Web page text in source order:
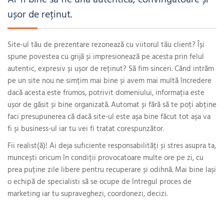
ușor de reținut.
Site-ul tău de prezentare rezonează cu viitorul tău client? Își
spune povestea cu grijă și impresionează pe acesta prin felul
autentic, expresiv și ușor de reținut? Să fim sinceri. Când intrăm
pe un site nou ne simțim mai bine și avem mai multă încredere
dacă acesta este frumos, potrivit domeniului, informația este
ușor de găsit și bine organizată. Automat și fără să te poți abține
faci presupunerea că dacă site-ul este așa bine făcut tot așa va
fi și business-ul iar tu vei fi tratat corespunzător.
Fii realist(ă)! Ai deja suficiente responsabilități și stres asupra ta,
muncești oricum în condiții provocatoare multe ore pe zi, cu
prea puține zile libere pentru recuperare și odihnă. Mai bine lași
o echipă de specialisti să se ocupe de întregul proces de
marketing iar tu supraveghezi, coordonezi, decizi.